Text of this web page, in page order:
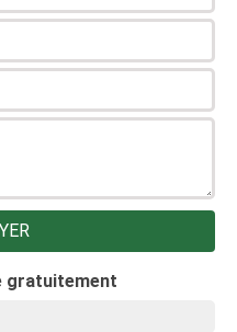
gratuitement